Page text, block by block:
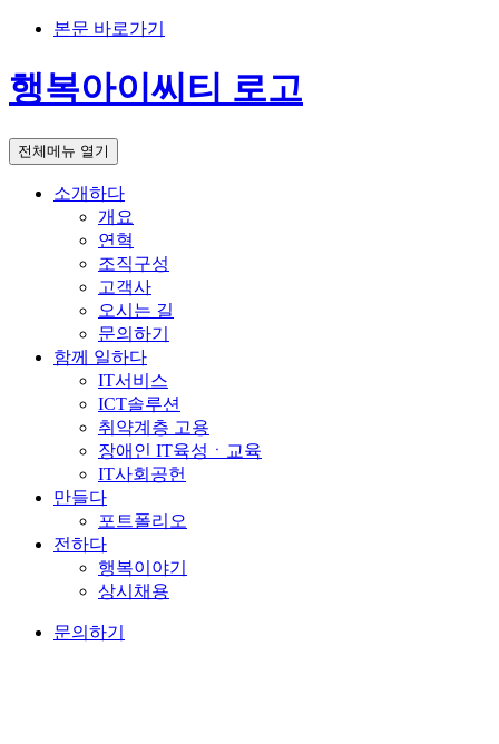
본문 바로가기
행복아이씨티 로고
전체메뉴 열기
소개하다
개요
연혁
조직구성
고객사
오시는 길
문의하기
함께 일하다
IT서비스
ICT솔루션
취약계층 고용
장애인 IT육성ㆍ교육
IT사회공헌
만들다
포트폴리오
전하다
행복이야기
상시채용
문의하기